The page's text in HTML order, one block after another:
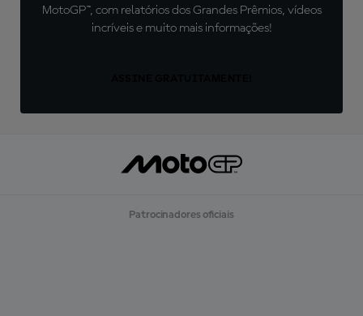
MotoGP™, com relatórios dos Grandes Prêmios, vídeos
incríveis e muito mais informações!
Patrocinadores oficiais